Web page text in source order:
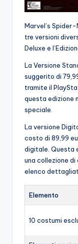
Marvel’s
tre versioni
Deluxe e
La Versione
suggerito di
tramite il
questa edizione
speciale.
La versione
costo di 89,99
digitale. Questa
una collezione
elenco
Elemento
10 costumi